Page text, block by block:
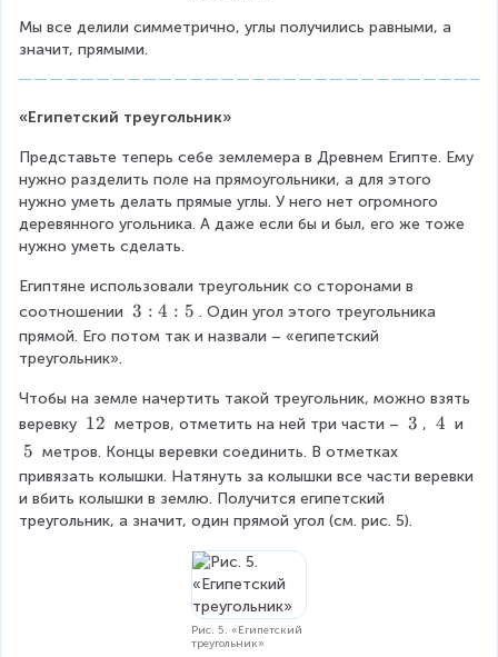
Мы все делили симметрично, углы получились равными, а
значит, прямыми.
«Египетский треугольник»
Представьте теперь себе землемера в Древнем Египте. Ему
нужно разделить поле на прямоугольники, а для этого
нужно уметь делать прямые углы. У него нет огромного
деревянного угольника. А даже если бы и был, его же тоже
нужно уметь сделать.
Египтяне использовали треугольник со сторонами в
соотношении 3
:
5
3 : 4 : 5 . Один угол этого треугольника
прямой. Его потом так и назвали – «египетский
треугольник».
Чтобы на земле начертить такой треугольник, можно взять
веревку \
\
12 метров, отметить на ней три части – \
3 , \
4 и
\
\
5
5 метров. Концы веревки соединить. В отметках
привязать колышки. Натянуть за колышки все части веревки
и вбить колышки в землю. Получится египетский
треугольник, а значит, один прямой угол (см. рис. 5).
Рис. 5. «Египетский
треугольник»